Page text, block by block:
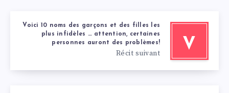
V
Voici 10 noms des garçons et des filles les
plus infidèles … attention, certaines
personnes auront des problèmes!
Récit suivant